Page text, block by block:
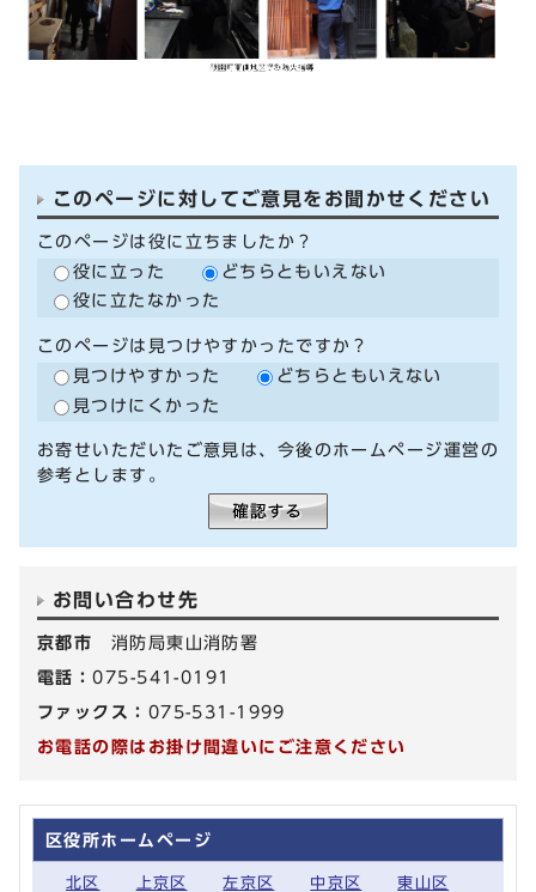
このページに対してご意見をお聞かせください
このページは役に立ちましたか？
役に立った
どちらともいえない
役に立たなかった
このページは見つけやすかったですか？
見つけやすかった
どちらともいえない
見つけにくかった
お寄せいただいたご意見は、今後のホームページ運営の
参考とします。
お問い合わせ先
京都市 消防局東山消防署
電話：075-541-0191
ファックス： 075-531-1999
お電話の際はお掛け間違いにご注意ください
区役所ホームページ
北区 上京区 左京区 中京区 東山区